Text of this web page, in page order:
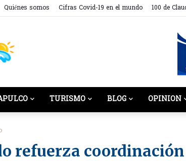
Quiénes somos Cifras Covid-19 en el mundo 100 de
TURISMO BLOG OPINION
refuerza